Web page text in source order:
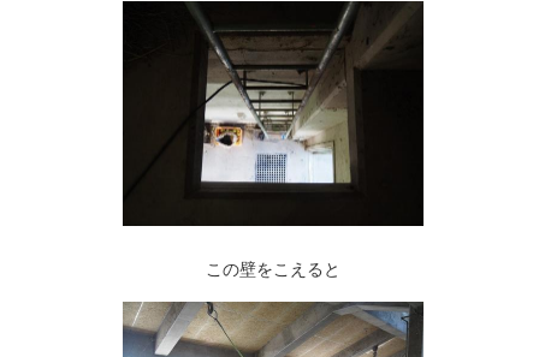
この壁をこえると